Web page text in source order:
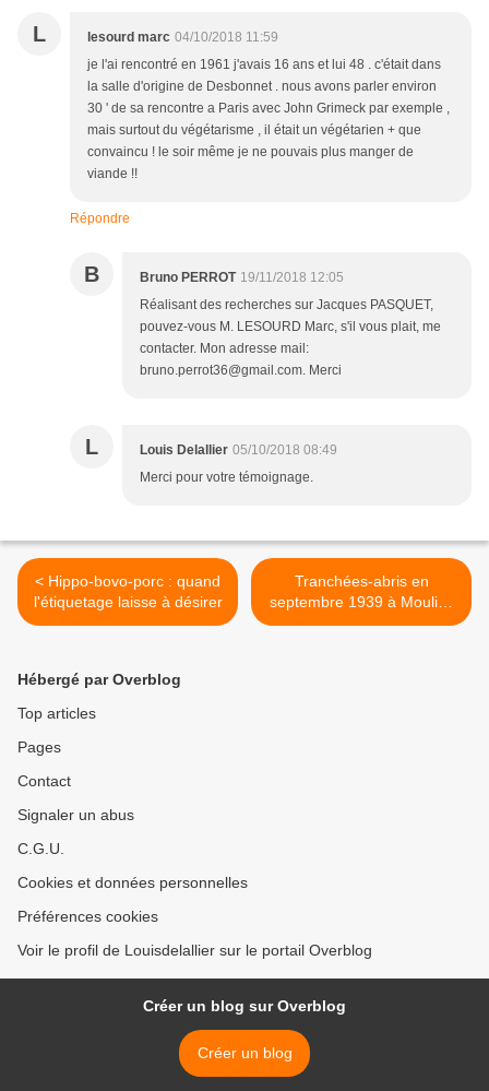
L lesourd marc 04/10/2018 11:59
je l'ai rencontré en 1961 j'avais 16 ans et lui 48 . c'était dans
la salle d'origine de Desbonnet . nous avons parler environ
30 ' de sa rencontre a Paris avec John Grimeck par exemple ,
mais surtout du végétarisme , il était un végétarien + que
convaincu ! le soir même je ne pouvais plus manger de
viande !!
Répondre
B Bruno PERROT 19/11/2018 12:05
Réalisant des recherches sur Jacques PASQUET,
pouvez-vous M. LESOURD Marc, s'il vous plait, me
contacter. Mon adresse mail:
bruno.perrot36@gmail.com. Merci
L Louis Delallier 05/10/2018 08:49
Merci pour votre témoignage.
< Hippo-bovo-porc : quand
l'étiquetage laisse à désirer
Tranchées-abris en
septembre 1939 à Moulins
>
Hébergé par Overblog
Top articles
Pages
Contact
Signaler un abus
C.G.U.
Cookies et données personnelles
Préférences cookies
Voir le profil de Louisdelallier sur le portail Overblog
Créer un blog sur Overblog
Créer un blog